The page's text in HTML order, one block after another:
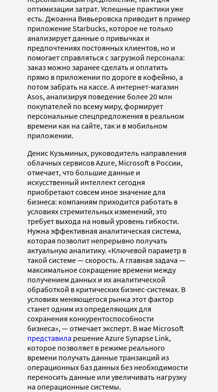
оптимизации затрат. Успешные практики уже
есть. Джоанна Вивьеровска приводит в пример
приложение Starbucks, которое не только
анализирует данные о привычках и
предпочтениях постоянных клиентов, но и
помогает справляться с загрузкой персонала:
заказ можно заранее сделать и оплатить
прямо в приложении по дороге в кофейню, а
потом забрать на кассе. А интернет-магазин
Asos, анализируя поведение более 20 млн
покупателей по всему миру, формирует
персональные спецпредложения в реальном
времени как на сайте, так и в мобильном
приложении.
Денис Кузьминых, руководитель направления
облачных сервисов Azure, Microsoft в России,
отмечает, что большиеданные и
искусственный интеллект сегодня
приобретают совсем иное значение для
бизнеса: компаниям приходится работать в
условиях стремительных изменений, это
требует выхода на новый уровень гибкости.
Нужна эффективная аналитическая система,
которая позволит непрерывно получать
актуальную аналитику. «Ключевой параметр в
такой системе — скорость. А главная задача —
максимальное сокращение времени между
получением данных и их аналитической
обработкой в критических бизнес-системах. В
условиях меняющегося рынка этот фактор
станет одним из определяющих для
сохранения конкурентоспособности
бизнеса», — отмечает эксперт. В мае Microsoft
представила решение Azure Synapse Link,
которое позволяет в режиме реального
времени получать данные транзакций из
операционных баз данных без необходимости
переносить данные или увеличивать нагрузку
на операционные системы.